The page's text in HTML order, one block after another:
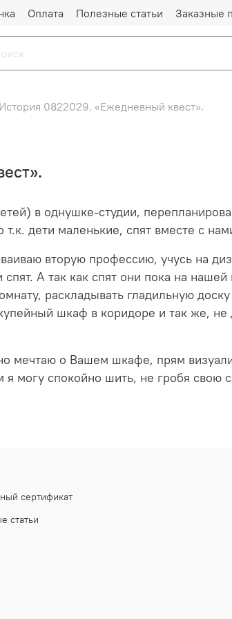
Оплата Полезные статьи Заказные
История 0822029. «Ежедневный квест».
в однушке-студии,
дети маленькие, спят вместе с
вторую профессию, учусь на
А так как спят они пока на
раскладывать гладильную
шкаф в коридоре и так же,
мечтаю о Вашем шкафе, прям
я могу спокойно шить, не гробя свою
сертификат
статьи